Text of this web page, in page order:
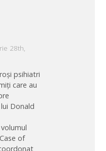
28th,
psihiatri
care au
Donald
of